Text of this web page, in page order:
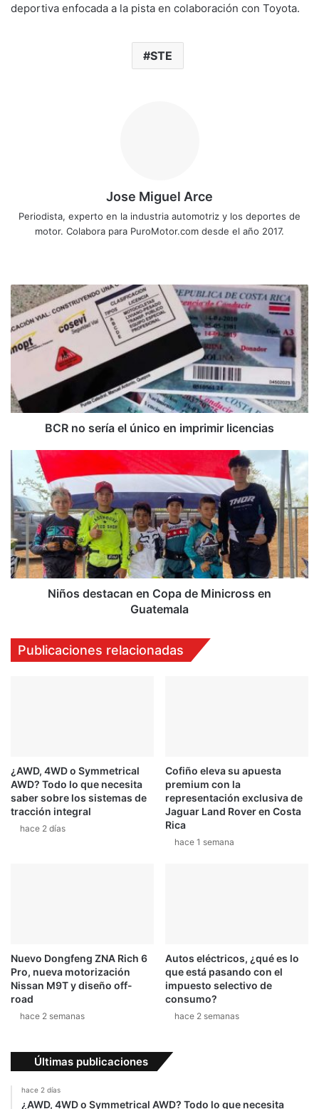
deportiva enfocada a la pista en colaboración con Toyota.
STE
Jose Miguel Arce
Periodista, experto en la industria automotriz y los deportes de
motor. Colabora para PuroMotor.com desde el año 2017.
BCR
no
sería
el
único
licencias
BCR no sería el único en imprimir licencias
Niños
destacan
en
Copa
de
Minicross
en
Guatemala
Niños destacan en Copa de Minicross en
Guatemala
Publicaciones relacionadas
¿AWD, 4WD o Symmetrical
AWD? Todo lo que necesita
saber sobre los sistemas de
tracción integral
hace 2 días
Cofiño eleva su apuesta
premium con la
representación exclusiva de
Jaguar Land Rover en Costa
Rica
hace 1 semana
Nuevo Dongfeng ZNA Rich 6
Pro, nueva motorización
Nissan M9T y diseño off-
road
hace 2 semanas
Autos eléctricos, ¿qué es lo
que está pasando con el
impuesto selectivo de
consumo?
hace 2 semanas
Últimas publicaciones
hace 2 días
¿AWD, 4WD o Symmetrical AWD? Todo lo que necesita